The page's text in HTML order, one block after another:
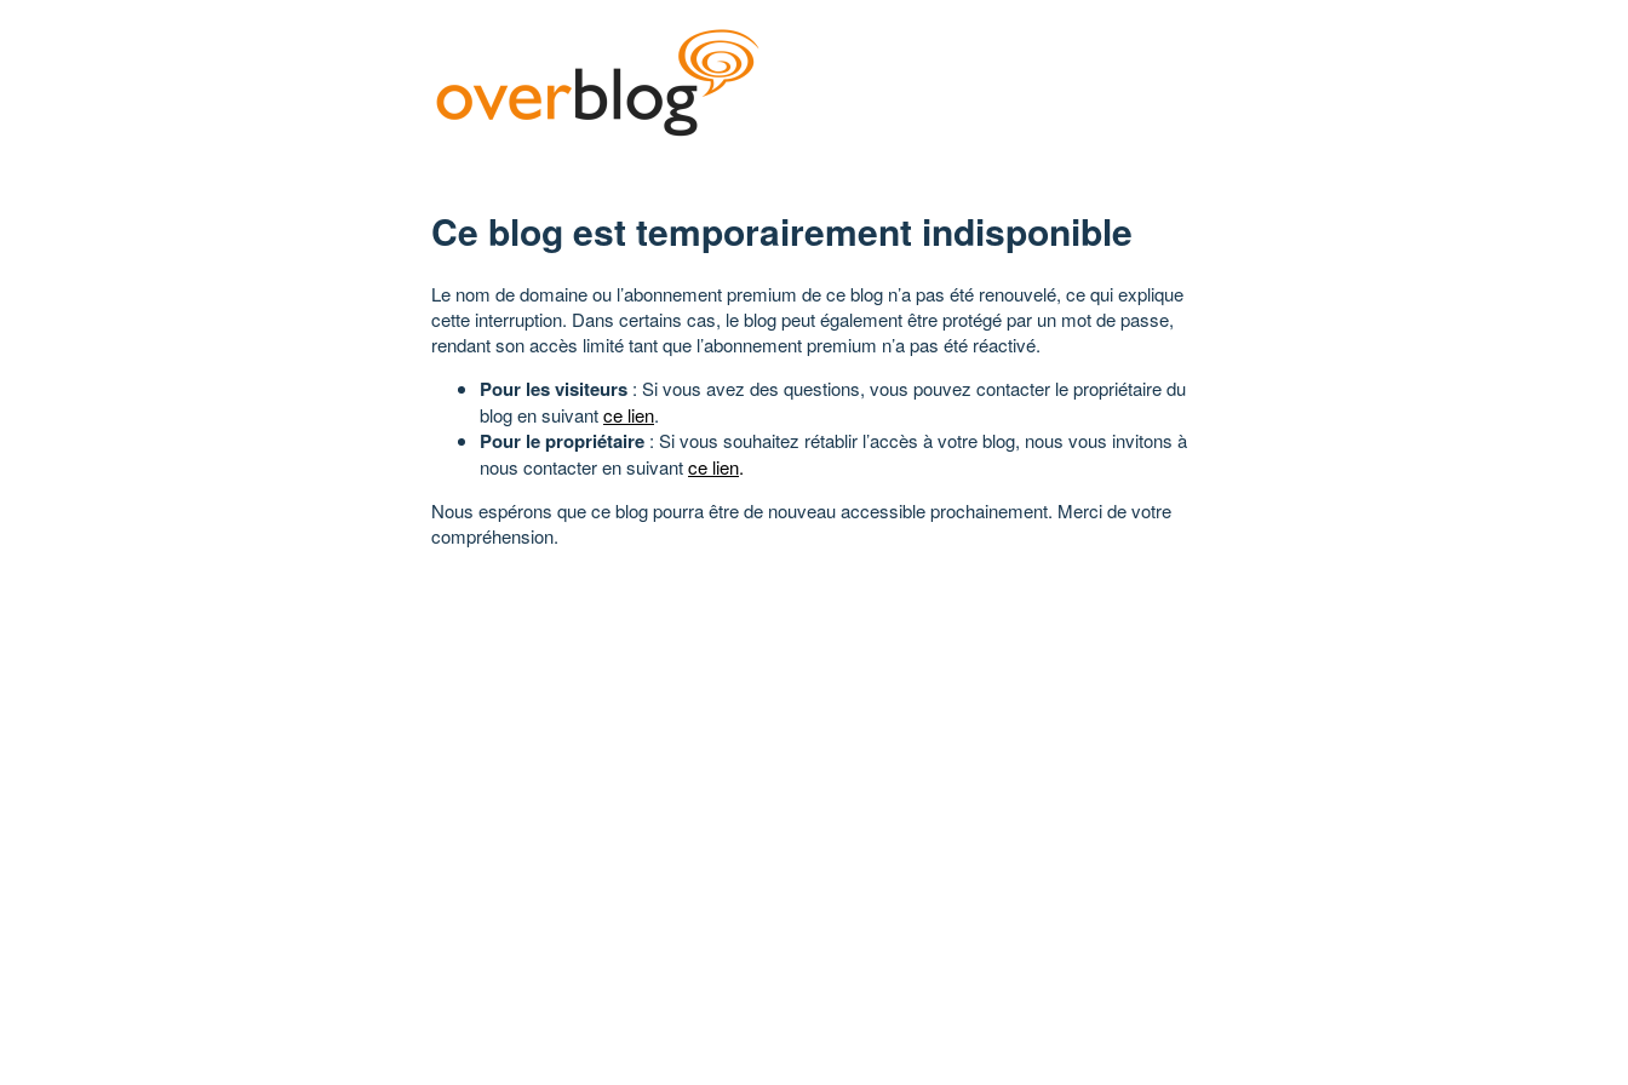
Ce blog est temporairement indisponible
Le nom de domaine ou l’abonnement premium de ce blog n’a pas été renouvelé, ce qui explique
cette interruption. Dans certains cas, le blog peut également être protégé par un mot de passe,
rendant son accès limité tant que l’abonnement premium n’a pas été réactivé.
Pour les visiteurs : Si vous avez des questions, vous pouvez contacter le propriétaire du
blog en suivantce lien.
Pour le propriétaire : Si vous souhaitez rétablir l’accès à votre blog, nous vous invitons à
nous contacter en suivantce lien.
Nous espérons que ce blog pourra être de nouveau accessible prochainement. Merci de votre
compréhension.